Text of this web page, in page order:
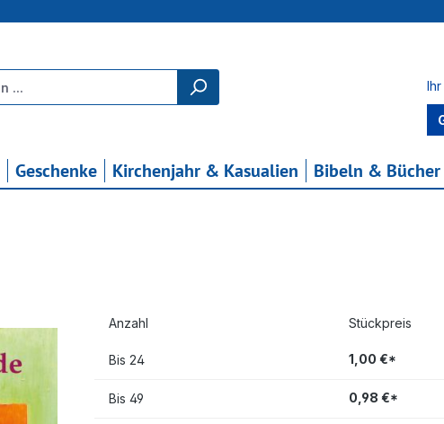
Geschenke Kirchenjahr & Kasualien Bibeln & Bücher
Anzahl Stückpreis
Bis 24 1,00 €*
Bis 49 0,98 €*